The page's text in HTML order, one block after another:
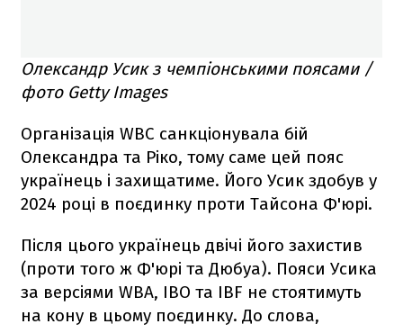
Олександр Усик з чемпіонськими поясами /
фото Getty Images
Організація WBC санкціонувала бій
Олександра та Ріко, тому саме цей пояс
українець і захищатиме. Його Усик здобув у
2024 році в поєдинку проти Тайсона Ф'юрі.
Після цього українець двічі його захистив
(проти того ж Ф'юрі та Дюбуа). Пояси Усика
за версіями WBA, IBO та IBF не стоятимуть
на кону в цьому поєдинку. До слова,